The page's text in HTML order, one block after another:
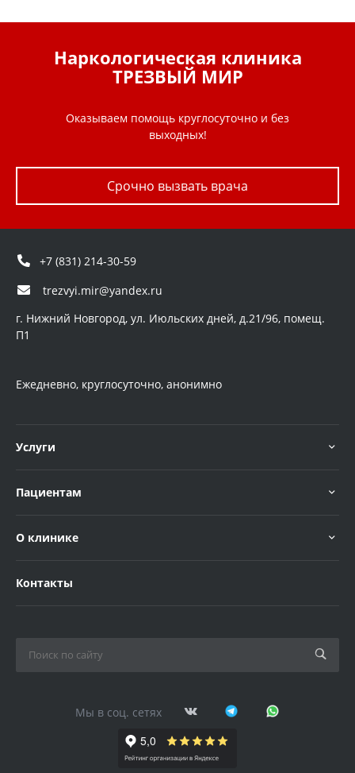
Наркологическая клиника
ТРЕЗВЫЙ МИР
Оказываем помощь круглосуточно и без
выходных!
Срочно вызвать врача
+7 (831) 214-30-59
trezvyi.mir@yandex.ru
г. Нижний Новгород, ул. Июльских дней, д.21/96, помещ.
П1
Ежедневно, круглосуточно, анонимно
Услуги
Пациентам
О клинике
Контакты
Мы в соц. сетях